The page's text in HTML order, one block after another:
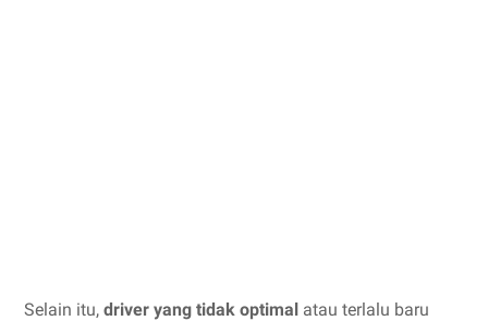
Selain itu, driver yang tidak optimal atau terlalu baru